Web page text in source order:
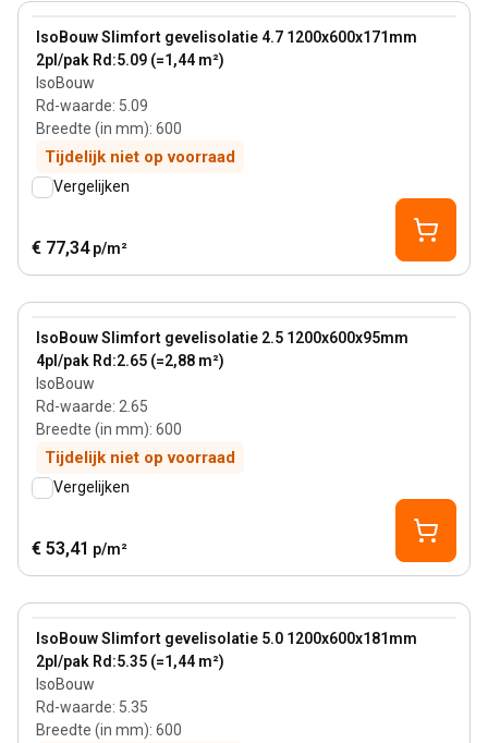
IsoBouw Slimfort gevelisolatie 4.7 1200x600x171mm
2pl/pak Rd:5.09 (=1,44 m²)
IsoBouw
Rd-waarde: 5.09
Breedte (in mm): 600
Tijdelijk niet op voorraad
View product
Vergelijken
€ 77,34 p/m²
IsoBouw Slimfort gevelisolatie 2.5 1200x600x95mm
4pl/pak Rd:2.65 (=2,88 m²)
IsoBouw
Rd-waarde: 2.65
Breedte (in mm): 600
Tijdelijk niet op voorraad
View product
Vergelijken
€ 53,41 p/m²
IsoBouw Slimfort gevelisolatie 5.0 1200x600x181mm
2pl/pak Rd:5.35 (=1,44 m²)
IsoBouw
Rd-waarde: 5.35
Breedte (in mm): 600
View product